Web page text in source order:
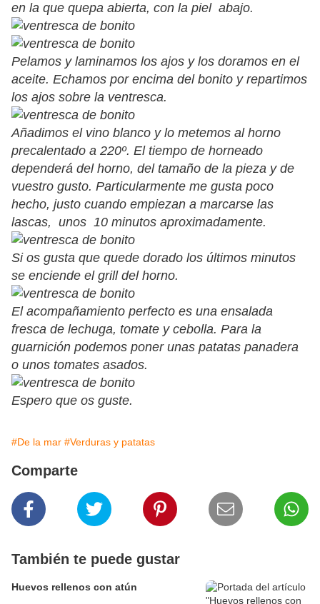
en la que quepa abierta, con la piel abajo.
Pelamos y laminamos los ajos y los doramos en el
aceite. Echamos por encima del bonito y repartimos
los ajos sobre la ventresca.
Añadimos el vino blanco y lo metemos al horno
precalentado a 220º. El tiempo de horneado
dependerá del horno, del tamaño de la pieza y de
vuestro gusto. Particularmente me gusta poco
hecho, justo cuando empiezan a marcarse las
lascas, unos 10 minutos aproximadamente.
Si os gusta que quede dorado los últimos minutos
se enciende el grill del horno.
El acompañamiento perfecto es una ensalada
fresca de lechuga, tomate y cebolla. Para la
guarnición podemos poner unas patatas panadera
o unos tomates asados.
Espero que os guste.
#De la mar #Verduras y patatas
Comparte
También te puede gustar
Huevos rellenos con atún